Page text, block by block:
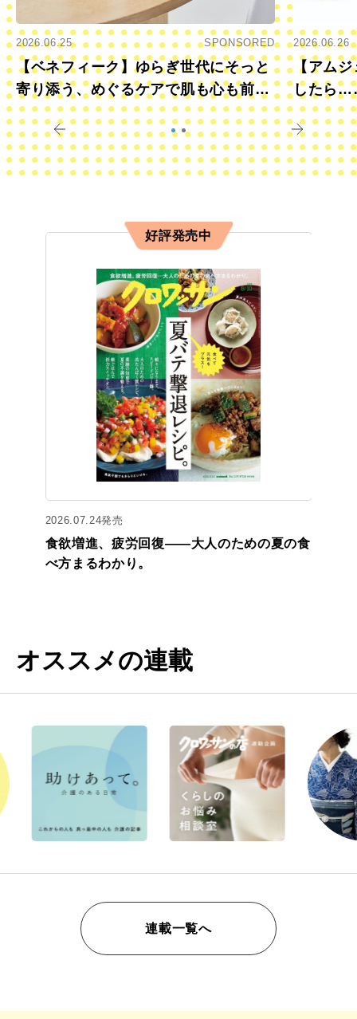
2026.06.25 SPONSORED
【ベネフィーク】ゆらぎ世代にそっと
寄り添う、めぐるケアで肌も心も前向
きに
2026.06.26
【アムジ
したら
すか？
好評発売中
2026.07.24発売
食欲増進、疲労回復——大人のための夏の食
べ方まるわかり。
オススメの連載
連載一覧へ